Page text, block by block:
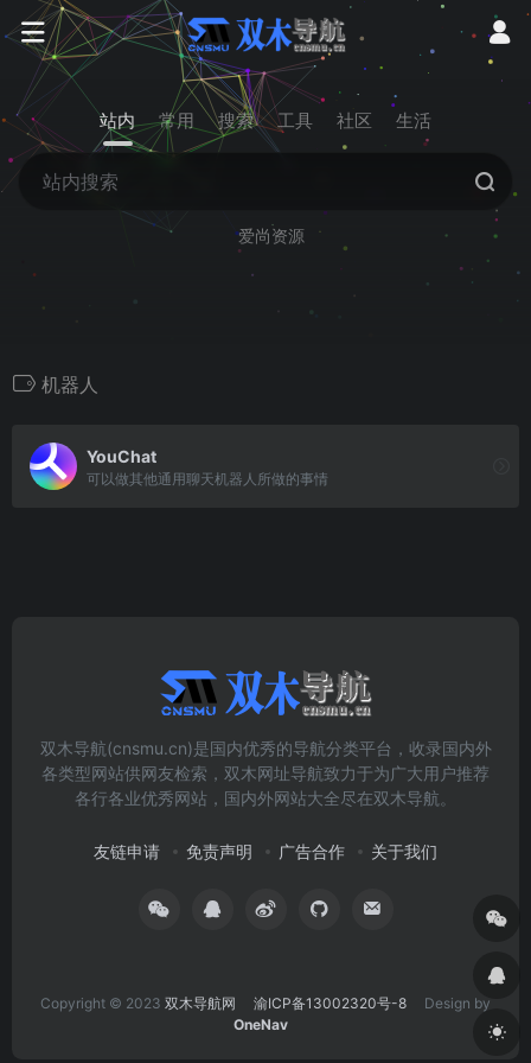
站内 常用 搜索 工具 社区 生活
爱尚资源
机器人
YouChat
可以做其他通用聊天机器人所做的事情
双木导航(cnsmu.cn)是国内优秀的导航分类平台，收录国内外
各类型网站供网友检索，双木网址导航致力于为广大用户推荐
各行各业优秀网站，国内外网站大全尽在双木导航。
友链申请 免责声明 广告合作 关于我们
Copyright © 2023 双木导航网 渝ICP备13002320号-8 Design by
OneNav